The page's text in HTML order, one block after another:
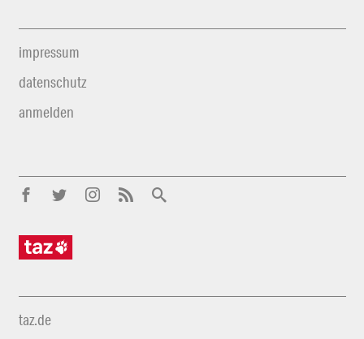
impressum
datenschutz
anmelden
taz.de